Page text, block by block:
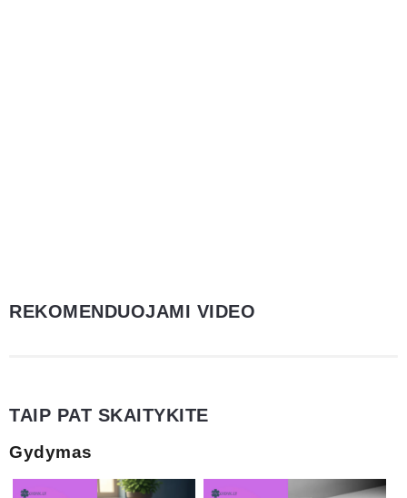
REKOMENDUOJAMI VIDEO
TAIP PAT SKAITYKITE
Gydymas